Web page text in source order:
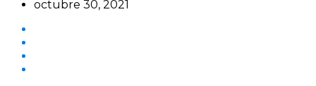
octubre 30, 2021